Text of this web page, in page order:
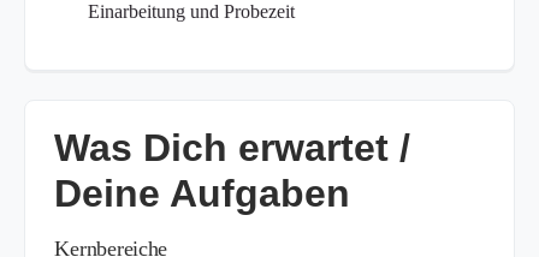
Einarbeitung und Probezeit
Was Dich erwartet /
Deine Aufgaben
Kernbereiche